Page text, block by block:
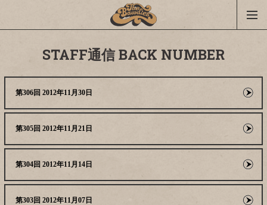
STAFF通信 BACK NUMBER
第306回 2012年11月30日
第305回 2012年11月21日
第304回 2012年11月14日
第303回 2012年11月07日